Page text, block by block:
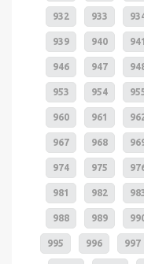
932 933
939 940 941
946 947
953 954
960 961
967 968
974 975
981 982
988 989
995 996 997